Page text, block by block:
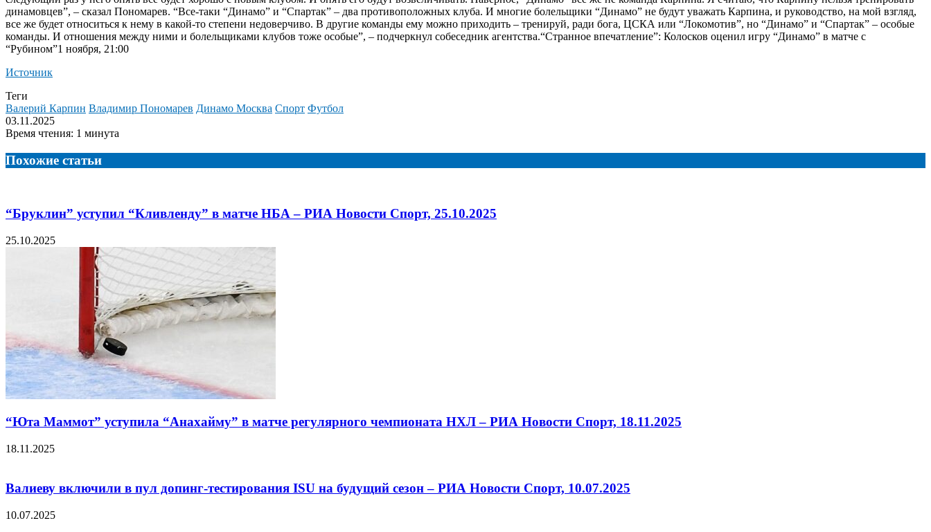
динамовцев”, – сказал Пономарев. “Все-таки “Динамо” и “Спартак” – два противоположных клуба. И многие болельщики “Динамо” не будут уважать Карпина, и руководство, на мой взгляд,
все же будет относиться к нему в какой-то степени недоверчиво. В другие команды ему можно приходить – тренируй, ради бога, ЦСКА или “Локомотив”, но “Динамо” и “Спартак” – особые
команды. И отношения между ними и болельщиками клубов тоже особые”, – подчеркнул собеседник агентства.“Странное впечатление”: Колосков оценил игру “Динамо” в матче с
“Рубином”1 ноября, 21:00
Источник
Теги
Валерий Карпин Владимир Пономарев Динамо Москва Спорт Футбол
03.11.2025
Время чтения: 1 минута
Похожие статьи
“Бруклин” уступил “Кливленду” в матче НБА – РИА Новости Спорт, 25.10.2025
25.10.2025
“Юта Маммот” уступила “Анахайму” в матче регулярного чемпионата НХЛ – РИА Новости Спорт, 18.11.2025
18.11.2025
Валиеву включили в пул допинг-тестирования ISU на будущий сезон – РИА Новости Спорт, 10.07.2025
10.07.2025